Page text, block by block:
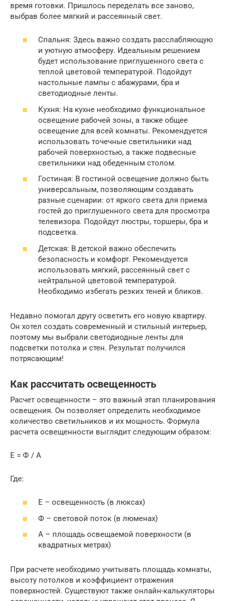
время готовки. Пришлось переделать все заново,
выбрав более мягкий и рассеянный свет.
Спальня: Здесь важно создать расслабляющую
и уютную атмосферу. Идеальным решением
будет использование приглушенного света с
теплой цветовой температурой. Подойдут
настольные лампы с абажурами, бра и
светодиодные ленты.
Кухня: На кухне необходимо функциональное
освещение рабочей зоны, а также общее
освещение для всей комнаты. Рекомендуется
использовать точечные светильники над
рабочей поверхностью, а также подвесные
светильники над обеденным столом.
Гостиная: В гостиной освещение должно быть
универсальным, позволяющим создавать
разные сценарии: от яркого света для приема
гостей до приглушенного света для просмотра
телевизора. Подойдут люстры, торшеры, бра и
подсветка.
Детская: В детской важно обеспечить
безопасность и комфорт. Рекомендуется
использовать мягкий, рассеянный свет с
нейтральной цветовой температурой.
Необходимо избегать резких теней и бликов.
Недавно помогал другу осветить его новую квартиру.
Он хотел создать современный и стильный интерьер,
поэтому мы выбрали светодиодные ленты для
подсветки потолка и стен. Результат получился
потрясающим!
Как рассчитать освещенность
Расчет освещенности – это важный этап планирования
освещения. Он позволяет определить необходимое
количество светильников и их мощность. Формула
расчета освещенности выглядит следующим образом:
E = Ф / A
Где:
E – освещенность (в люксах)
Ф – световой поток (в люменах)
A – площадь освещаемой поверхности (в
квадратных метрах)
При расчете необходимо учитывать площадь комнаты,
высоту потолков и коэффициент отражения
поверхностей. Существуют также онлайн-калькуляторы